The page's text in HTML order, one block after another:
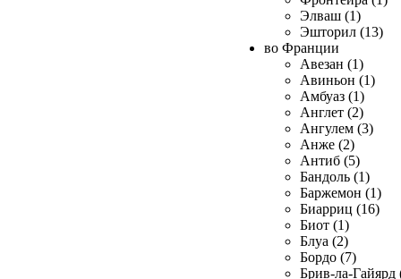
Элваш (1)
Эшторил (13)
во Франции
Авезан (1)
Авиньон (1)
Амбуаз (1)
Англет (2)
Ангулем (3)
Анже (2)
Антиб (5)
Бандоль (1)
Баржемон (1)
Биарриц (16)
Биот (1)
Блуа (2)
Бордо (7)
Брив-ла-Гайярд